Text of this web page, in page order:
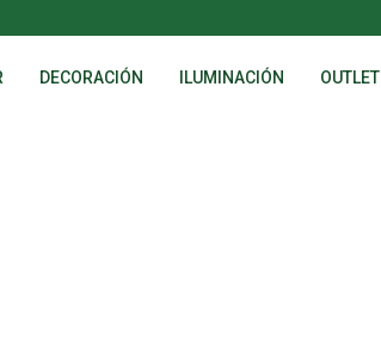
DECORACIÓN ILUMINACIÓN OUTLET